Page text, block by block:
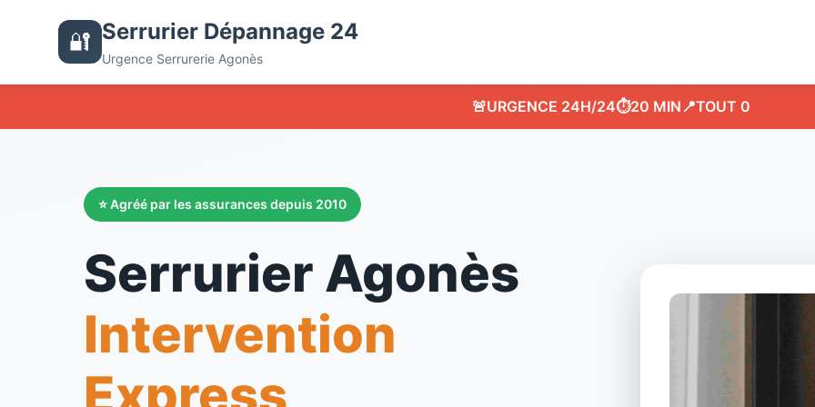
🔐 Serrurier Dépannage 24
Urgence Serrurerie Agonès
🚨URGENCE 24H/24⏱️20 MIN 📍TOUT 0
⭐ Agréé par les assurances depuis 2010
Serrurier Agonès
Intervention